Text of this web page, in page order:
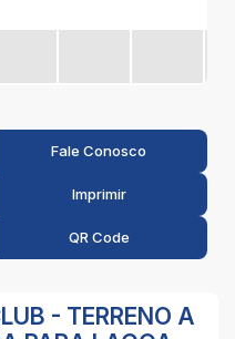
Fale Conosco
Imprimir
QR Code
- TERRENO A